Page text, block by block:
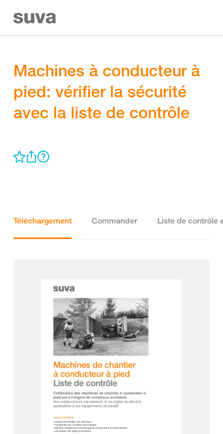
Machines à conducteur à
pied: vérifier la sécurité
avec la liste de contrôle
Téléchargement Commander Liste de contrôle